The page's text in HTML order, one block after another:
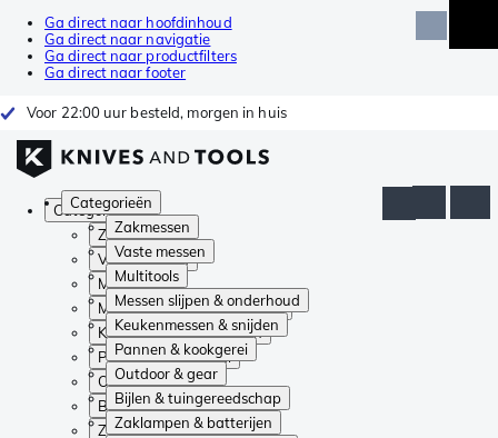
Ga direct naar hoofdinhoud
Ga direct naar navigatie
Ga direct naar productfilters
Ga direct naar footer
Voor 22:00 uur besteld, morgen in huis
Categorieën
Zakmessen
Vaste messen
Multitools
Messen slijpen & onderhoud
Keukenmessen & snijden
Pannen & kookgerei
Outdoor & gear
Bijlen & tuingereedschap
Zaklampen & batterijen
Categorieën
Zakmessen
Vaste messen
Multitools
Messen slijpen & onderhoud
Keukenmessen & snijden
Pannen & kookgerei
Outdoor & gear
Bijlen & tuingereedschap
Zaklampen & batterijen